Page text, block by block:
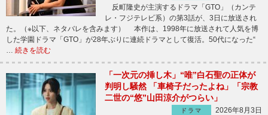
反町隆史が主演するドラマ「GTO」（カンテ
レ・フジテレビ系）の第3話が、3日に放送され
た。（※以下、ネタバレを含みます） 本作は、1998年に放送されて人気を博
した学園ドラマ「GTO」が28年ぶりに連続ドラマとして復活。50代になった“
… 続きを読む
「一次元の挿し木」“唯”白石聖の正体が
判明し騒然 「車椅子だったよね」「宗教
二世の“悠”山田涼介がつらい」
ドラマ
2026年8月3日